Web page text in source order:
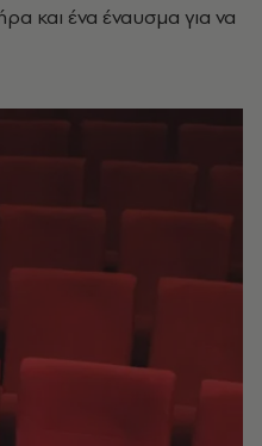
και ένα έναυσμα για να